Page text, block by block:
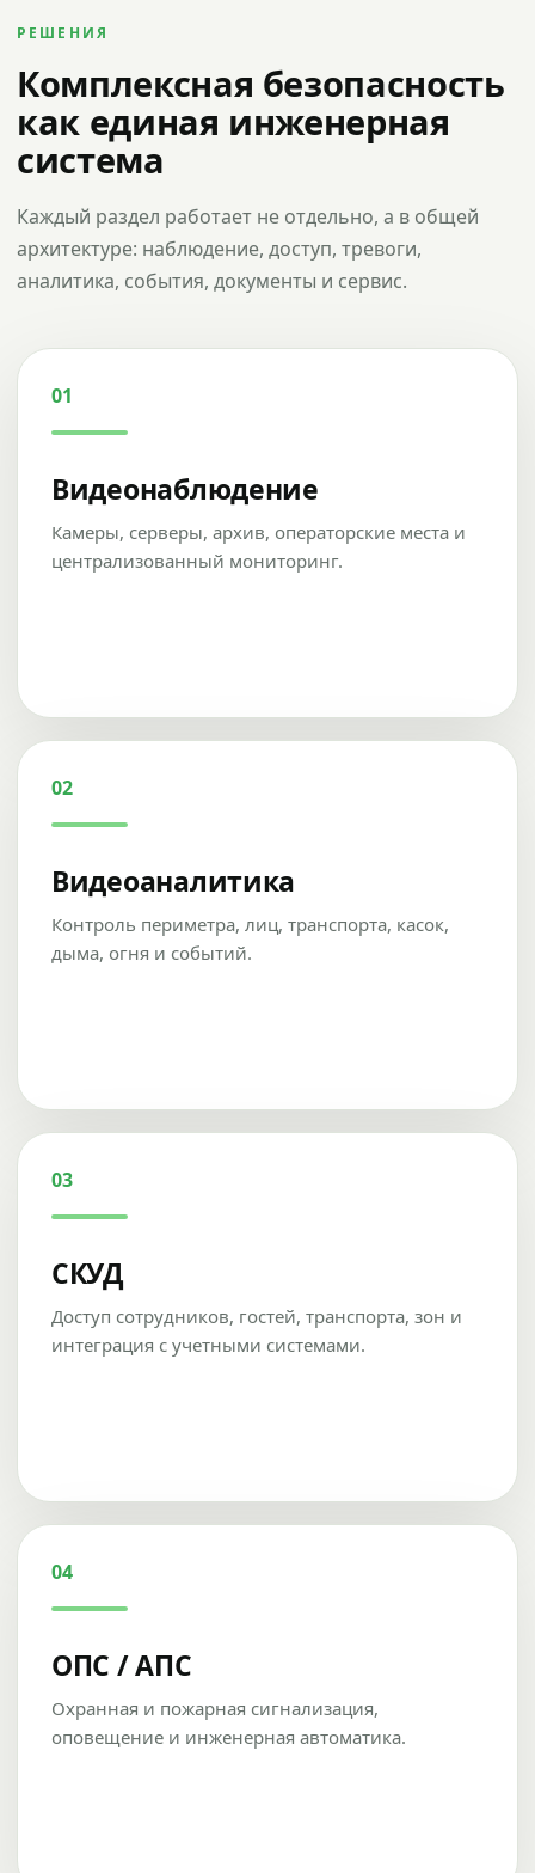
РЕШЕНИЯ
Комплексная безопасность
как единая инженерная
система
Каждый раздел работает не отдельно, а в общей
архитектуре: наблюдение, доступ, тревоги,
аналитика, события, документы и сервис.
01
Видеонаблюдение
Камеры, серверы, архив, операторские места и
централизованный мониторинг.
02
Видеоаналитика
Контроль периметра, лиц, транспорта, касок,
дыма, огня и событий.
03
СКУД
Доступ сотрудников, гостей, транспорта, зон и
интеграция с учетными системами.
04
ОПС / АПС
Охранная и пожарная сигнализация,
оповещение и инженерная автоматика.